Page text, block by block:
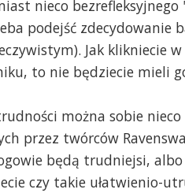
nieco
podejść zdecydowanie
Jak klikniecie
to nie będziecie mieli
można sobie
przez twórców
będą trudniejsi,
czy takie ułatwienio-